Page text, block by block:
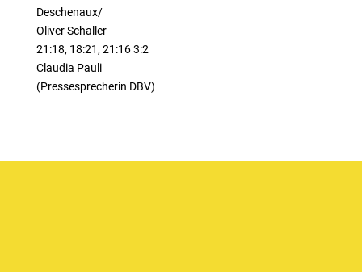
Deschenaux/
Oliver Schaller
21:18, 18:21, 21:16 3:2
Claudia Pauli
(Pressesprecherin DBV)